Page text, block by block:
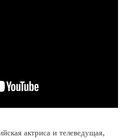
актриса и телеведущая,